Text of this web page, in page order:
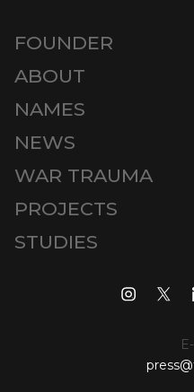
FOUNDER
ABOUT
NAMES
NEWS
WAR TRAUMA
PROJECTS
STUDIES